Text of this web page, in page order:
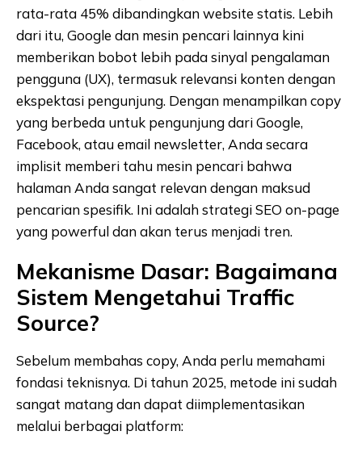
rata-rata 45% dibandingkan website statis. Lebih
dari itu, Google dan mesin pencari lainnya kini
memberikan bobot lebih pada sinyal pengalaman
pengguna (UX), termasuk relevansi konten dengan
ekspektasi pengunjung. Dengan menampilkan copy
yang berbeda untuk pengunjung dari Google,
Facebook, atau email newsletter, Anda secara
implisit memberi tahu mesin pencari bahwa
halaman Anda sangat relevan dengan maksud
pencarian spesifik. Ini adalah strategi SEO on-page
yang powerful dan akan terus menjadi tren.
Mekanisme Dasar: Bagaimana
Sistem Mengetahui Traffic
Source?
Sebelum membahas copy, Anda perlu memahami
fondasi teknisnya. Di tahun 2025, metode ini sudah
sangat matang dan dapat diimplementasikan
melalui berbagai platform: